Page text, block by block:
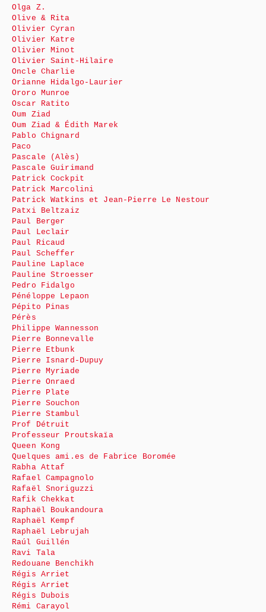
Olga Z.
Olive & Rita
Olivier Cyran
Olivier Katre
Olivier Minot
Olivier Saint-Hilaire
Oncle Charlie
Orianne Hidalgo-Laurier
Ororo Munroe
Oscar Ratito
Oum Ziad
Oum Ziad & Édith Marek
Pablo Chignard
Paco
Pascale (Alès)
Pascale Guirimand
Patrick Cockpit
Patrick Marcolini
Patrick Watkins et Jean-Pierre Le Nestour
Patxi Beltzaiz
Paul Berger
Paul Leclair
Paul Ricaud
Paul Scheffer
Pauline Laplace
Pauline Stroesser
Pedro Fidalgo
Pénéloppe Lepaon
Pépito Pinas
Pérès
Philippe Wannesson
Pierre Bonnevalle
Pierre Etbunk
Pierre Isnard-Dupuy
Pierre Myriade
Pierre Onraed
Pierre Plate
Pierre Souchon
Pierre Stambul
Prof Détruit
Professeur Proutskaïa
Queen Kong
Quelques ami.es de Fabrice Boromée
Rabha Attaf
Rafael Campagnolo
Rafaël Snoriguzzi
Rafik Chekkat
Raphaël Boukandoura
Raphaël Kempf
Raphaël Lebrujah
Raúl Guillén
Ravi Tala
Redouane Benchikh
Régis Arriet
Régis Arriet
Régis Dubois
Rémi Carayol